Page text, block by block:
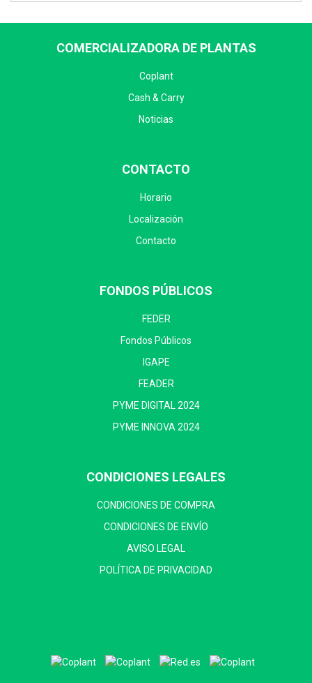
COMERCIALIZADORA DE PLANTAS
Coplant
Cash & Carry
Noticias
CONTACTO
Horario
Localización
Contacto
FONDOS PÚBLICOS
FEDER
Fondos Públicos
IGAPE
FEADER
PYME DIGITAL 2024
PYME INNOVA 2024
CONDICIONES LEGALES
CONDICIONES DE COMPRA
CONDICIONES DE ENVÍO
AVISO LEGAL
POLÍTICA DE PRIVACIDAD